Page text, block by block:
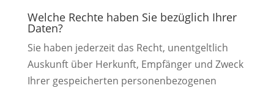
Welche Rechte haben Sie bezüglich Ihrer
Daten?
Sie haben jederzeit das Recht, unentgeltlich
Auskunft über Herkunft, Empfänger und Zweck
Ihrer gespeicherten personenbezogenen